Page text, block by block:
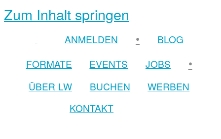
Zum Inhalt springen
ANMELDEN •
BLOG
FORMATE
EVENTS JOBS •
ÜBER LW BUCHEN
WERBEN
KONTAKT